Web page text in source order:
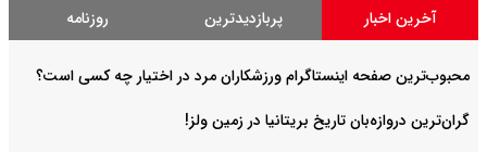
آخرین اخبار پربازدیدترین روزنامه
محبوب‌ترین صفحه اینستاگرام ورزشکاران مرد در اختیار چه کسی است؟
گران‌ترین دروازه‌بان تاریخ بریتانیا در زمین ولز!